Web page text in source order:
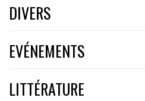
DIVERS
EVÉNEMENTS
LITTÉRATURE